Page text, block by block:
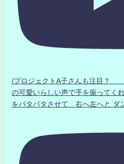
/プロジェクトA子さんも注目？
の可愛いらしい声で手を振ってく
をパタパタさせて 右へ左へと ダ